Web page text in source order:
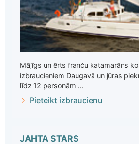
Mājīgs un ērts franču katamarāns
izbraucieniem Daugavā un jūras
līdz 12 personām ...
Pieteikt izbraucienu
JAHTA STARS